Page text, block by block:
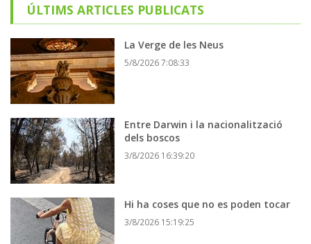
ÚLTIMS ARTICLES PUBLICATS
La Verge de les Neus
5/8/2026 7:08:33
Entre Darwin i la nacionalització
dels boscos
3/8/2026 16:39:20
Hi ha coses que no es poden tocar
3/8/2026 15:19:25